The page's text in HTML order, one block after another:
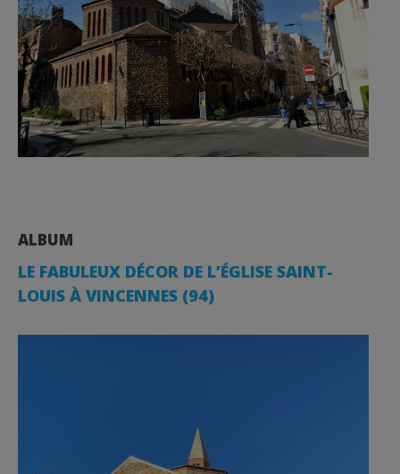
ALBUM
LE FABULEUX DÉCOR DE L’ÉGLISE SAINT-
LOUIS À VINCENNES (94)